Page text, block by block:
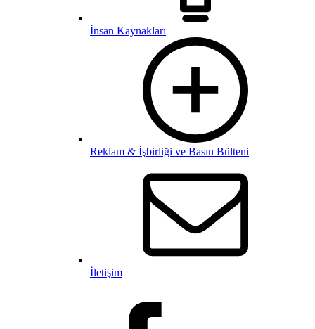
İnsan Kaynakları
Reklam & İşbirliği ve Basın Bülteni
İletişim